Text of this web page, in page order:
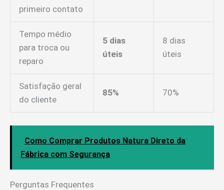
primeiro contato
Tempo médio
para troca ou
reparo
5 dias
úteis
8 dias
úteis
Satisfação geral
do cliente
85% 70%
Como Comprar Produtos Natura Direto da
Fábrica com Segurança
Perguntas Frequentes